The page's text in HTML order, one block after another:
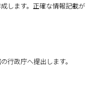
します。正確な情報記載が
行政庁へ提出します。